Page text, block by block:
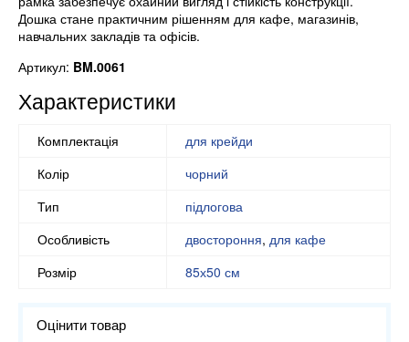
Дошка стане практичним рішенням для кафе, магазинів,
навчальних закладів та офісів.
Артикул: BM.0061
Характеристики
Комплектація
для крейди
Колір
чорний
Тип
підлогова
Особливість
двостороння, для кафе
Розмір
85х50 см
Оцінити товар